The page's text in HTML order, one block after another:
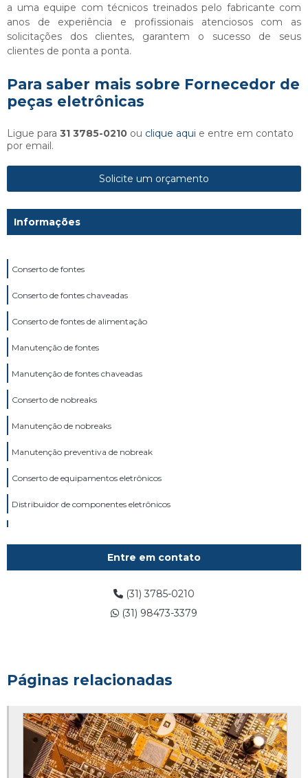
a uma equipe com técnicos treinados pelo fabricante com
anos de experiência e profissionais atenciosos com as
solicitações dos clientes, garantem o sucesso de seus
clientes de ponta a ponta.
Para saber mais sobre Fornecedor de
peças eletrônicas
Ligue para 31 3785-0210 ou clique aqui e entre em contato
por email.
Solicite um orçamento
Informações
Conserto de fontes
Conserto de fontes chaveadas
Conserto de fontes de alimentação
Manutenção de fontes
Manutenção de fontes chaveadas
Conserto de nobreaks
Manutenção de nobreaks
Manutenção preventiva de nobreak
Conserto de equipamentos eletrônicos
Distribuidor de componentes eletrônicos
Conserto de placas eletrônicas industriais
Fornecedor de peças eletrônicas
Entre em contato
(31) 3785-0210
(31) 98473-3379
Páginas relacionadas